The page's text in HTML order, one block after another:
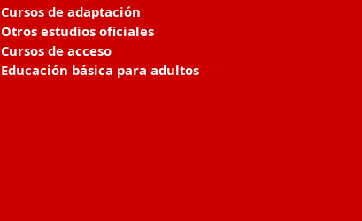
Cursos de adaptación
Otros estudios oficiales
Cursos de acceso
Educación básica para adultos